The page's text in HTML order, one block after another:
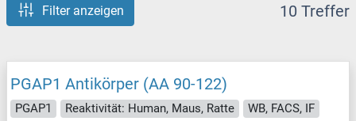
Filter anzeigen 10 Treffer
PGAP1 Antikörper (AA 90-122)
PGAP1 Reaktivität: Human, Maus, Ratte
WB, FACS, IF